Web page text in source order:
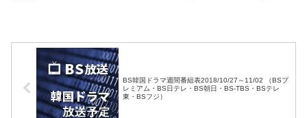
BS韓国ドラマ週間番組表2018/10/27～11/02 （BSプ
レミアム・BS日テレ・BS朝日・BS-TBS・BSテレ
東・BSフジ）